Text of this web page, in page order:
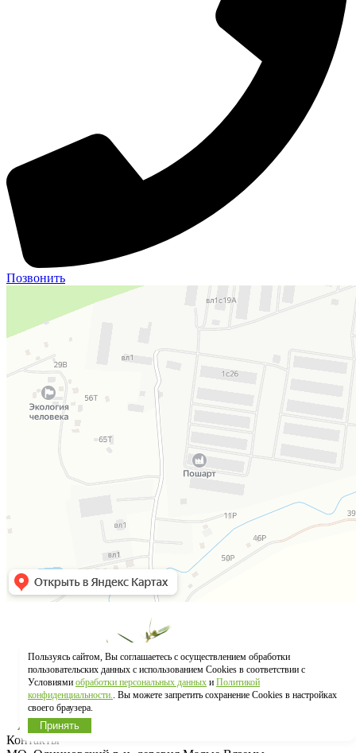
Позвонить
Контакты
Пользуясь сайтом, Вы соглашаетесь с осуществлением обработки
пользовательских данных с использованием Cookies в соответствии с
Условиями обработки персональных данных и Политикой
конфиденциальности.. Вы можете запретить сохранение Cookies в настройках
своего браузера.
Принять